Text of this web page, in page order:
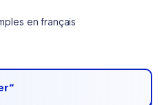
en français